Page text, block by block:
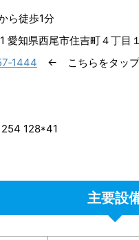
ら徒歩1分
愛知県西尾市住吉町４丁目
← こちらをタップ
254 128*41
主要設